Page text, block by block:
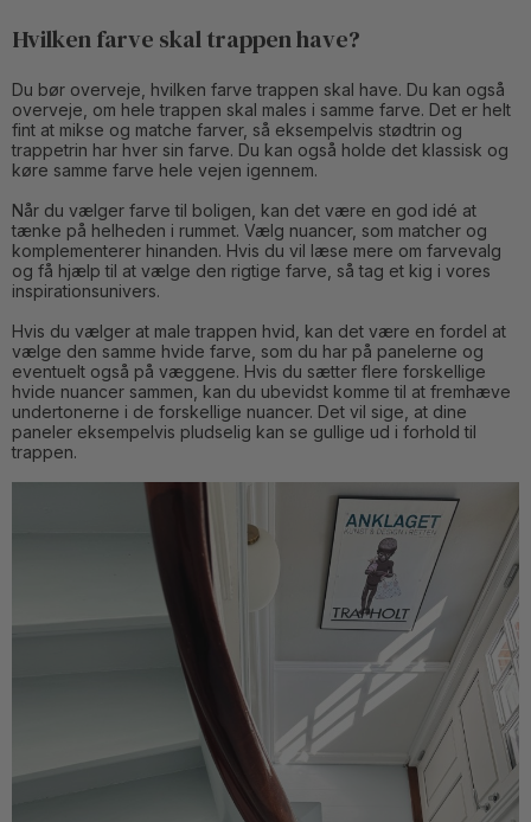
Hvilken farve skal trappen have?
Du bør overveje, hvilken farve trappen skal have. Du kan også
overveje, om hele trappen skal males i samme farve. Det er helt
fint at mikse og matche farver, så eksempelvis stødtrin og
trappetrin har hver sin farve. Du kan også holde det klassisk og
køre samme farve hele vejen igennem.
Når du vælger farve til boligen, kan det være en god idé at
tænke på helheden i rummet. Vælg nuancer, som matcher og
komplementerer hinanden. Hvis du vil læse mere om farvevalg
og få hjælp til at vælge den rigtige farve, så tag et kig i vores
inspirationsunivers.
Hvis du vælger at male trappen hvid, kan det være en fordel at
vælge den samme hvide farve, som du har på panelerne og
eventuelt også på væggene. Hvis du sætter flere forskellige
hvide nuancer sammen, kan du ubevidst komme til at fremhæve
undertonerne i de forskellige nuancer. Det vil sige, at dine
paneler eksempelvis pludselig kan se gullige ud i forhold til
trappen.